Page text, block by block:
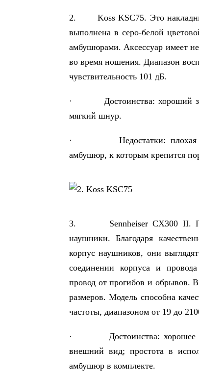
2. Koss KSC75. Это
выполнена в серо-белой
амбушюрами. Аксессуар имеет
во время ношения. Диапазон
чувствительность 101 дБ.
· Достоинства: хороший
мягкий шнур.
· Недостатки: плохая
амбушюр, к которым крепится
3. Sennheiser CX300 II.
наушники. Благодаря
корпус наушников, они
соединении корпуса и
провод от прогибов и обрывов.
размеров. Модель способна
частоты, диапазоном от 19 до
· Достоинства: хорошее
внешний вид; простота в
амбушюр в комплекте.